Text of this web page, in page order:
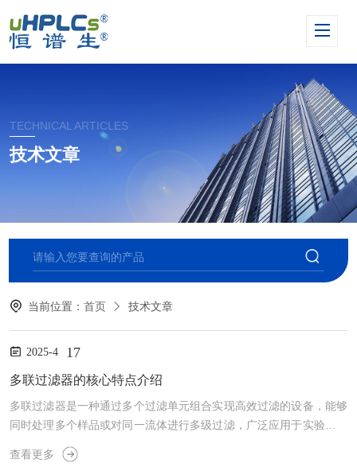
TECHNICAL ARTICLES
技术文章
当前位置：首页 技术文章
2025-4 17
多联过滤器的核心特点介绍
多联过滤器是一种通过多个过滤单元组合实现高效过滤的设备，能够
同时处理多个样品或对同一流体进行多级过滤，广泛应用于实验室、
工业生产和环保领域。其核心特点在于结构紧凑、操作便捷、过滤效
率高，可根据需求灵活配置过滤单元。多联过滤器的核心特点多单元
查看更多